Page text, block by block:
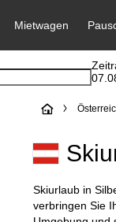
S
t
r
Skiurlaub in
verbringen Sie